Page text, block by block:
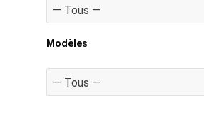
Modèles